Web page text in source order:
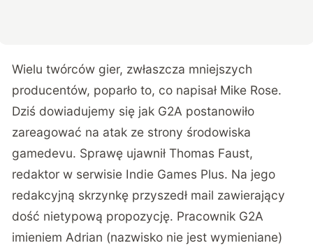
Wielu twórców gier, zwłaszcza mniejszych
producentów, poparło to, co napisał Mike Rose.
Dziś dowiadujemy się jak G2A postanowiło
zareagować na atak ze strony środowiska
gamedevu. Sprawę ujawnił Thomas Faust,
redaktor w serwisie Indie Games Plus. Na jego
redakcyjną skrzynkę przyszedł mail zawierający
dość nietypową propozycję. Pracownik G2A
imieniem Adrian (nazwisko nie jest wymieniane)